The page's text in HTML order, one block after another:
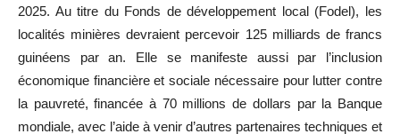
2025. Au titre du Fonds de développement local (Fodel), les
localités minières devraient percevoir 125 milliards de francs
guinéens par an. Elle se manifeste aussi par l’inclusion
économique financière et sociale nécessaire pour lutter contre
la pauvreté, financée à 70 millions de dollars par la Banque
mondiale, avec l’aide à venir d’autres partenaires techniques et